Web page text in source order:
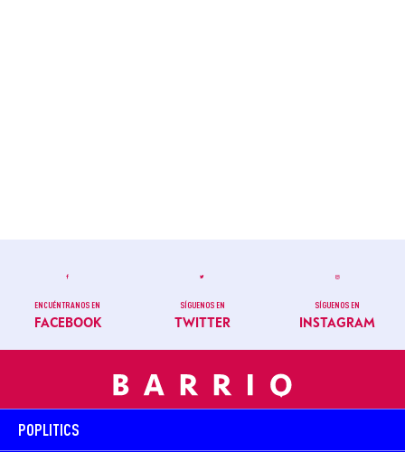
ENCUÉNTRANOS EN
FACEBOOK
SÍGUENOS EN
TWITTER
SÍGUENOS EN
INSTAGRAM
POPLITICS